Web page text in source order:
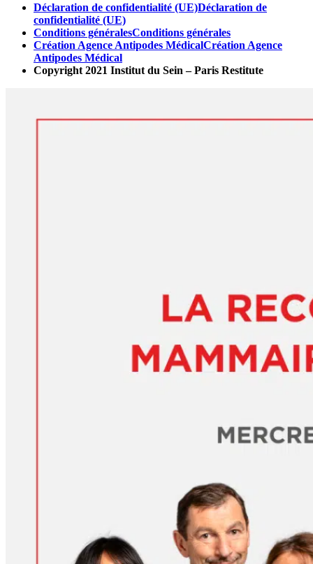
Déclaration de confidentialité (UE)Déclaration de
confidentialité (UE)
Conditions généralesConditions générales
Création Agence Antipodes MédicalCréation Agence
Antipodes Médical
Copyright 2021 Institut du Sein – Paris Restitute